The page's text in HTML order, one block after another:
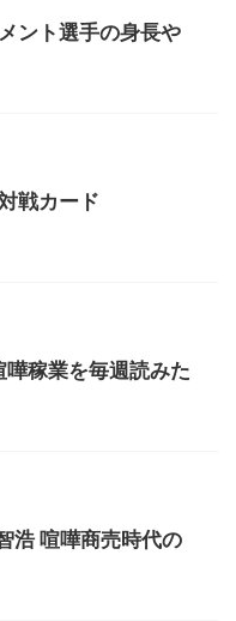
ント選手の身長や
戦カード
稼業を毎週読みた
浩 喧嘩商売時代の